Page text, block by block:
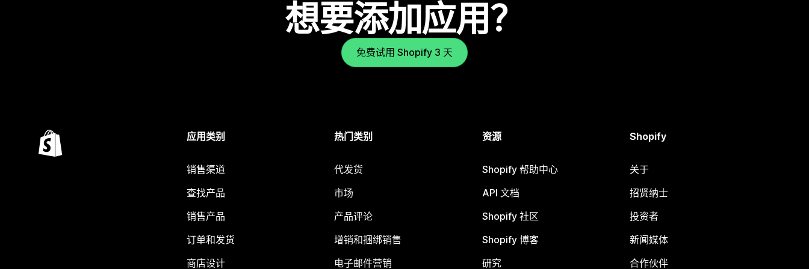
想要添加应用？
免费试用 Shopify 3 天
应用类别
销售渠道
查找产品
销售产品
订单和发货
商店设计
热门类别
代发货
市场
产品评论
增销和捆绑销售
电子邮件营销
资源
Shopify 帮助中心
API 文档
Shopify 社区
Shopify 博客
研究
Shopify
关于
招贤纳士
投资者
新闻媒体
合作伙伴